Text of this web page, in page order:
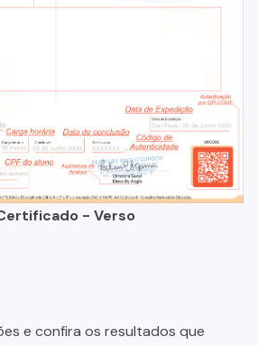
- Verso
e confira os resultados que